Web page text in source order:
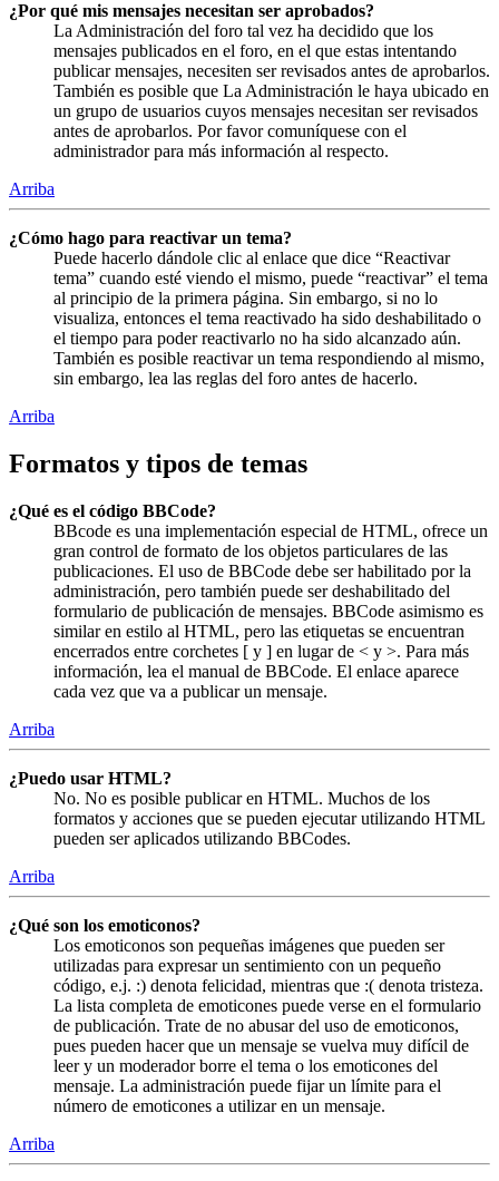
¿Por qué mis mensajes necesitan ser aprobados?
La Administración del foro tal vez ha decidido que los
mensajes publicados en el foro, en el que estas intentando
publicar mensajes, necesiten ser revisados antes de aprobarlos.
También es posible que La Administración le haya ubicado en
un grupo de usuarios cuyos mensajes necesitan ser revisados
antes de aprobarlos. Por favor comuníquese con el
administrador para más información al respecto.
Arriba
¿Cómo hago para reactivar un tema?
Puede hacerlo dándole clic al enlace que dice “Reactivar
tema” cuando esté viendo el mismo, puede “reactivar” el tema
al principio de la primera página. Sin embargo, si no lo
visualiza, entonces el tema reactivado ha sido deshabilitado o
el tiempo para poder reactivarlo no ha sido alcanzado aún.
También es posible reactivar un tema respondiendo al mismo,
sin embargo, lea las reglas del foro antes de hacerlo.
Arriba
Formatos y tipos de temas
¿Qué es el código BBCode?
BBcode es una implementación especial de HTML, ofrece un
gran control de formato de los objetos particulares de las
publicaciones. El uso de BBCode debe ser habilitado por la
administración, pero también puede ser deshabilitado del
formulario de publicación de mensajes. BBCode asimismo es
similar en estilo al HTML, pero las etiquetas se encuentran
encerrados entre corchetes [ y ] en lugar de < y >. Para más
información, lea el manual de BBCode. El enlace aparece
cada vez que va a publicar un mensaje.
Arriba
¿Puedo usar HTML?
No. No es posible publicar en HTML. Muchos de los
formatos y acciones que se pueden ejecutar utilizando HTML
pueden ser aplicados utilizando BBCodes.
Arriba
¿Qué son los emoticonos?
Los emoticonos son pequeñas imágenes que pueden ser
utilizadas para expresar un sentimiento con un pequeño
código, e.j. :) denota felicidad, mientras que :( denota tristeza.
La lista completa de emoticones puede verse en el formulario
de publicación. Trate de no abusar del uso de emoticonos,
pues pueden hacer que un mensaje se vuelva muy difícil de
leer y un moderador borre el tema o los emoticones del
mensaje. La administración puede fijar un límite para el
número de emoticones a utilizar en un mensaje.
Arriba